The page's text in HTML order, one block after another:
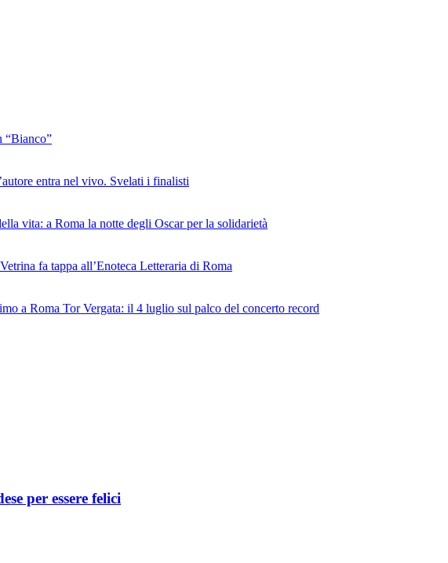
“Bianco”
entra nel vivo. Svelati i finalisti
vita: a Roma la notte degli Oscar per la solidarietà
fa tappa all’Enoteca Letteraria di Roma
a Roma Tor Vergata: il 4 luglio sul palco del concerto record
per essere felici